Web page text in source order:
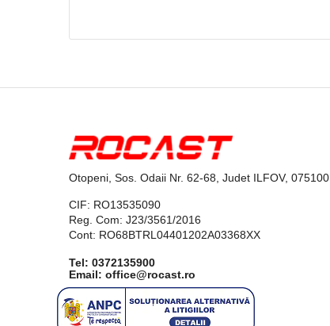
Otopeni, Sos. Odaii Nr. 62-68, Judet ILFOV, 075100
CIF: RO13535090
Reg. Com: J23/3561/2016
Cont: RO68BTRL04401202A03368XX
Tel: 0372135900
Email: office@rocast.ro